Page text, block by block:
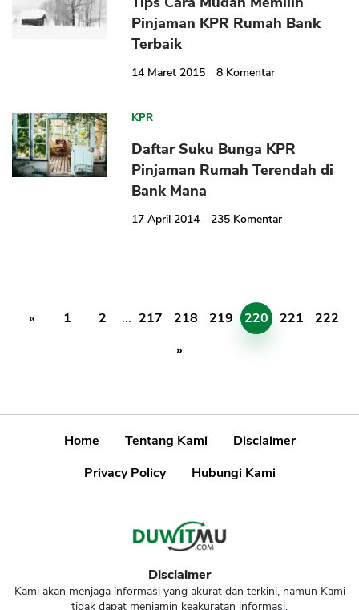
Pinjaman KPR Rumah Bank
Terbaik
14 Maret 2015 8 Komentar
KPR
Daftar Suku Bunga KPR
Pinjaman Rumah Terendah di
Bank Mana
17 April 2014 235 Komentar
« 1 2 ... 217 218 219 220 221
222
»
Home Tentang Kami
Disclaimer
Privacy Policy
Hubungi Kami
Disclaimer
Kami akan menjaga informasi yang akurat dan terkini, namun Kami
tidak dapat menjamin keakuratan informasi.